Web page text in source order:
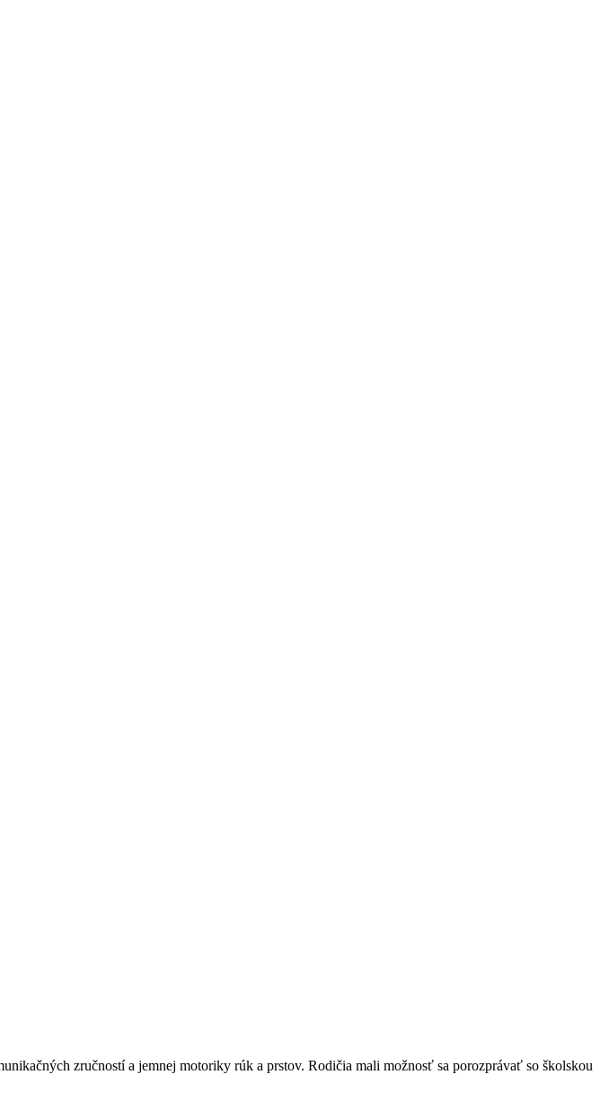
zručností a jemnej motoriky rúk a prstov. Rodičia mali možnosť sa porozprávať so školskou